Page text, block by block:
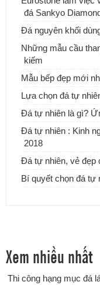
đá Sankyo
Đá nguyên khối
Những mẫu cầu
kiếm
Mẫu bếp đẹp mới
Lựa chọn đá tự
Đá tự nhiên là gì?
Đá tự nhiên : Kinh
2018
Đá tự nhiên, vẻ đẹp
Bí quyết chọn đá tự
Xem nhiều nhất
Thi công hạng mục đá
ĐƠN VỊ CUNG CẤP &
Những mẫu bàn đá